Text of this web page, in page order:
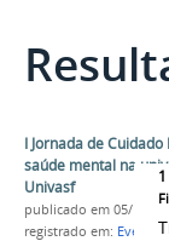
1
I Jornada de
saúde mental na
Univasf
publicado em 05/11/
registrado em: Evento ,